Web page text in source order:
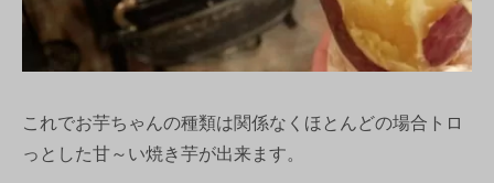
これでお芋ちゃんの種類は関係なくほとんどの場合トロ
っとした甘～い焼き芋が出来ます。